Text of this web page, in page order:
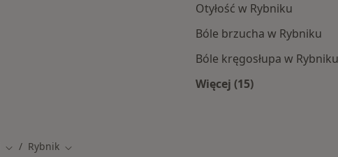
Otyłość w Rybniku
Bóle brzucha w Rybniku
Bóle kręgosłupa w Rybniku
Więcej (15)
Zmień miasto
Rybnik Zmień miasto